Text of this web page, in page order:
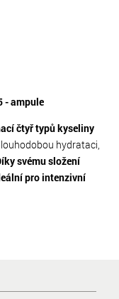
- ampule
čtyř typů kyseliny
hydrataci,
svému složení
pro intenzivní